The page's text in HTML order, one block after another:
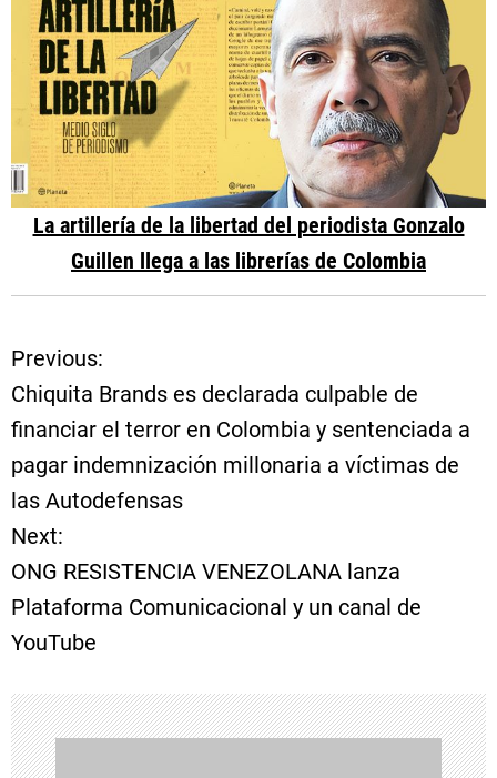
La artillería de la libertad del periodista Gonzalo
Guillen llega a las librerías de Colombia
N
a
v
e
g
a
c
i
Previous:
Chiquita Brands es declarada culpable de
financiar el terror en Colombia y sentenciada a
pagar indemnización millonaria a víctimas de
las Autodefensas
Next:
ONG RESISTENCIA VENEZOLANA lanza
Plataforma Comunicacional y un canal de
YouTube